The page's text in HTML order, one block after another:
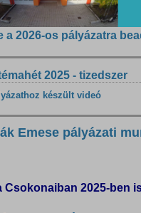
a 2026-os pályázatra
2025 - tizedszer
készült videó
Emese pályázati
Csokonaiban 2025-ben